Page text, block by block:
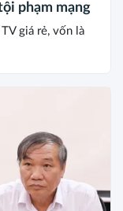
phạm mạng
giá rẻ, vốn là